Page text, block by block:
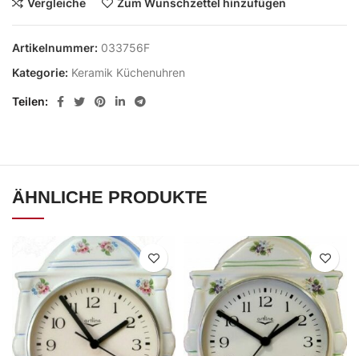
Vergleiche Zum Wunschzettel hinzufügen
Artikelnummer: 033756F
Kategorie: Keramik Küchenuhren
Teilen
ÄHNLICHE PRODUKTE